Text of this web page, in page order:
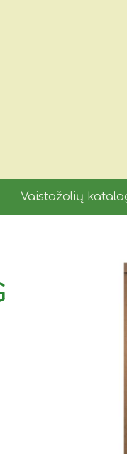
Vaistažolių